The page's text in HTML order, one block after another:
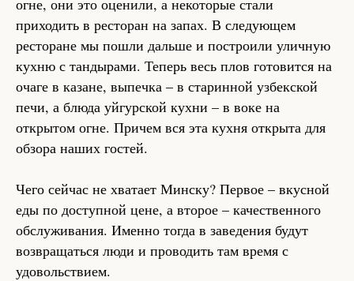
приходить в ресторан на запах. В следующем
ресторане мы пошли дальше и построили уличную
кухню с тандырами. Теперь весь плов готовится на
очаге в казане, выпечка – в старинной узбекской
печи, а блюда уйгурской кухни – в воке на
открытом огне. Причем вся эта кухня открыта для
обзора наших гостей.
Чего сейчас не хватает Минску? Первое – вкусной
еды по доступной цене, а второе – качественного
обслуживания. Именно тогда в заведения будут
возвращаться люди и проводить там время с
удовольствием.